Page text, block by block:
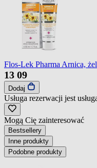
Flos-Lek Pharma Arnica,
13 09
Dodaj
Usługa rezerwacji jest
Mogą Cię zainteresować
Bestsellery
Inne produkty
Podobne produkty